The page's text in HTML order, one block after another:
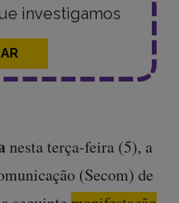
investigamos
nesta terça-feira (5), a
(Secom) de